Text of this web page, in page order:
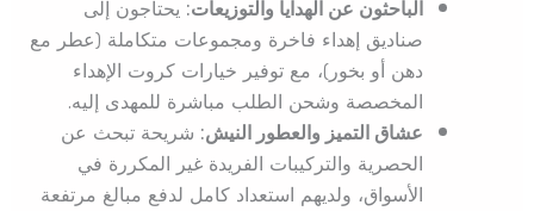
الباحثون عن الهدايا والتوزيعات:يحتاجون إلى
صناديق إهداء فاخرة ومجموعات متكاملة (عطر مع
دهن أو بخور)، مع توفير خيارات كروت الإهداء
المخصصة وشحن الطلب مباشرة للمهدى إليه.
عشاق التميز والعطور النيش:شريحة تبحث عن
الحصرية والتركيبات الفريدة غير المكررة في
الأسواق، ولديهم استعداد كامل لدفع مبالغ مرتفعة